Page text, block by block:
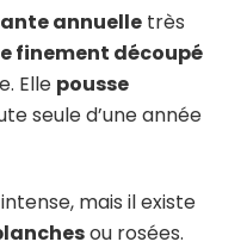
annuelle très
finement découpé
Elle pousse
seule d’une année
mais il existe
ou rosées.